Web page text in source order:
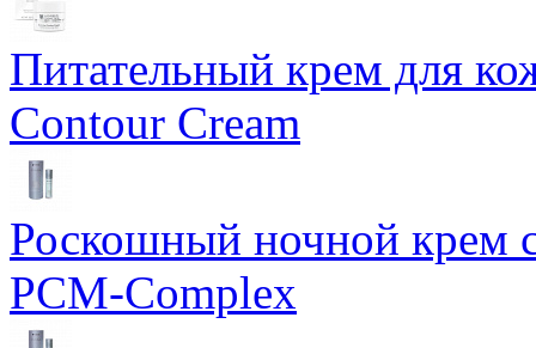
Питательный крем для
Contour Cream
Роскошный ночной крем
PCM-Complex